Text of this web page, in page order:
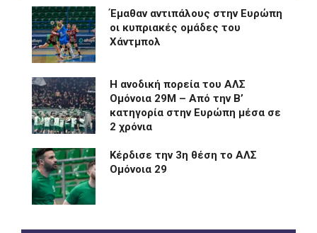
Έμαθαν αντιπάλους στην Ευρώπη
οι κυπριακές ομάδες του
Χάντμπολ
Η ανοδική πορεία του ΑΛΣ
Ομόνοια 29Μ – Από την Β’
κατηγορία στην Ευρώπη μέσα σε
2 χρόνια
Kέρδισε την 3η θέση το ΑΛΣ
Ομόνοια 29